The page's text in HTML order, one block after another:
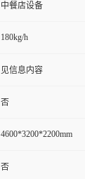
中餐店设备
180kg/h
见信息内容
否
4600*3200*2200mm
否